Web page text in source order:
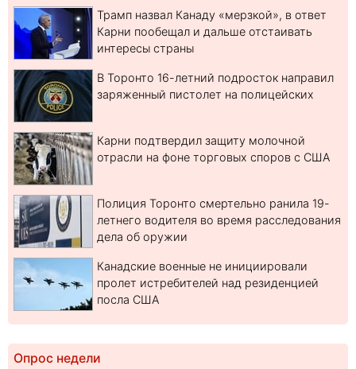
Трамп назвал Канаду «мерзкой», в ответ
Карни пообещал и дальше отстаивать
интересы страны
В Торонто 16-летний подросток направил
заряженный пистолет на полицейских
Карни подтвердил защиту молочной
отрасли на фоне торговых споров с США
Полиция Торонто смертельно ранила 19-
летнего водителя во время расследования
дела об оружии
Канадские военные не инициировали
пролет истребителей над резиденцией
посла США
Опрос недели